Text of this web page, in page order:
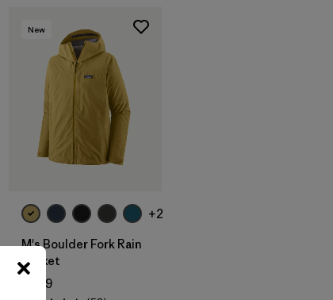
New
+2
M's Boulder Fork Rain
Jacket
$ 239